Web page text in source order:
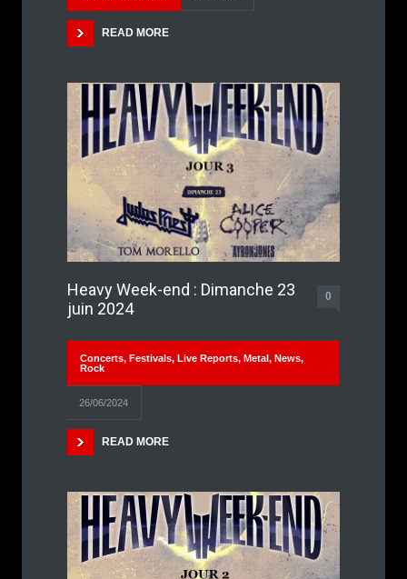
READ MORE
Heavy Week-end : Dimanche 23
juin 2024
0
Concerts, Festivals, Live Reports, Metal , News,
Rock
26/06/2024
READ MORE